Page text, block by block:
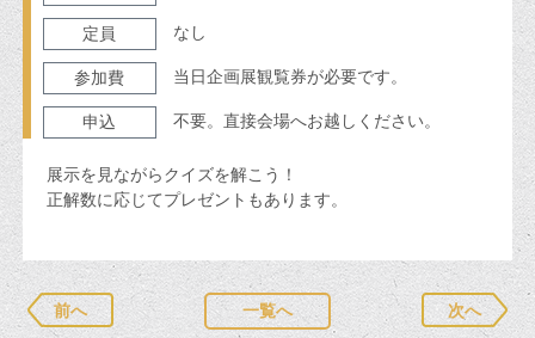
定員 なし
参加費 当日企画展観覧券が必要です。
申込 不要。直接会場へお越しください。
展示を見ながらクイズを解こう！
正解数に応じてプレゼントもあります。
前へ 一覧へ 次へ